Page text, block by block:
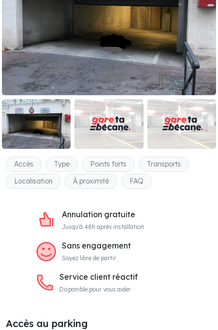
Accès Type Points forts
Transports
Localisation
À proximité FAQ
Annulation gratuite
Jusqu'à 48h après installation
Sans engagement
Soyez libre de partir
Service client réactif
Disponible pour vous aider
Accès au parking